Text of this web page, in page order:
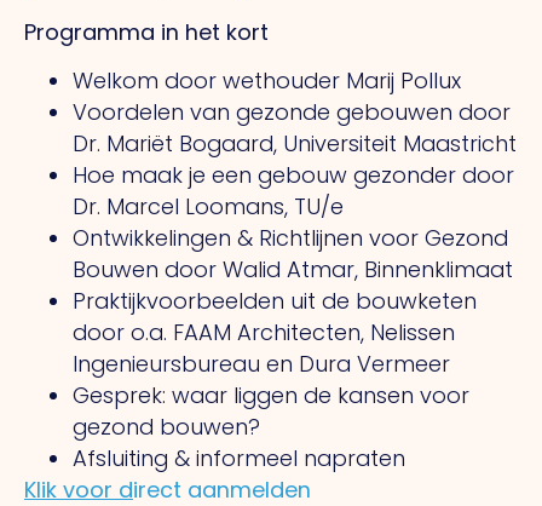
Programma in het kort
Welkom door wethouder Marij Pollux
Voordelen van gezonde gebouwen door
Dr. Mariët Bogaard, Universiteit Maastricht
Hoe maak je een gebouw gezonder door
Dr. Marcel Loomans, TU/e
Ontwikkelingen & Richtlijnen voor Gezond
Bouwen door Walid Atmar, Binnenklimaat
Praktijkvoorbeelden uit de bouwketen
door o.a. FAAM Architecten, Nelissen
Ingenieursbureau en Dura Vermeer
Gesprek: waar liggen de kansen voor
gezond bouwen?
Afsluiting & informeel napraten
Klik voor direct aanmelden